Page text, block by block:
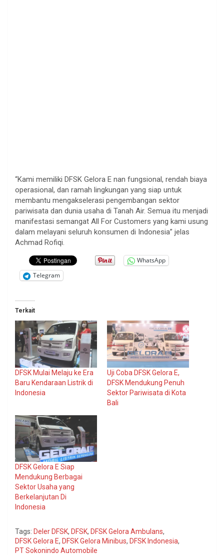
“Kami memiliki DFSK Gelora E nan fungsional, rendah biaya
operasional, dan ramah lingkungan yang siap untuk
membantu mengakselerasi pengembangan sektor
pariwisata dan dunia usaha di Tanah Air. Semua itu menjadi
manifestasi semangat All For Customers yang kami usung
dalam melayani seluruh konsumen di Indonesia” jelas
Achmad Rofiqi.
WhatsApp
Telegram
Terkait
DFSK Mulai Melaju ke Era
Baru Kendaraan Listrik di
Indonesia
Uji Coba DFSK Gelora E,
DFSK Mendukung Penuh
Sektor Pariwisata di Kota
Bali
DFSK Gelora E Siap
Mendukung Berbagai
Sektor Usaha yang
Berkelanjutan Di
Indonesia
Tags: Deler DFSK, DFSK, DFSK Gelora Ambulans,
DFSK Gelora E, DFSK Gelora Minibus, DFSK Indonesia,
PT Sokonindo Automobile